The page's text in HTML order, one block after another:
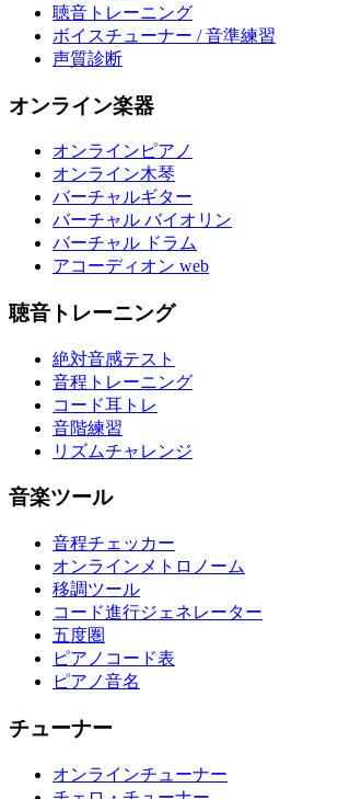
聴音トレーニング
ボイスチューナー / 音準練習
声質診断
オンライン楽器
オンラインピアノ
オンライン木琴
バーチャルギター
バーチャル バイオリン
バーチャル ドラム
アコーディオン web
聴音トレーニング
絶対音感テスト
音程トレーニング
コード耳トレ
音階練習
リズムチャレンジ
音楽ツール
音程チェッカー
オンラインメトロノーム
移調ツール
コード進行ジェネレーター
五度圏
ピアノコード表
ピアノ音名
チューナー
オンラインチューナー